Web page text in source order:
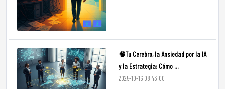
🧠Tu Cerebro, la Ansiedad por la IA
y la Estrategia: Cómo ...
2025-10-16 08:43:00